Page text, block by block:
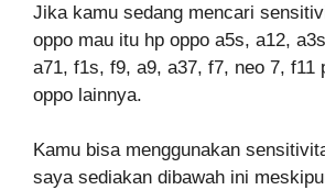
Jika kamu sedang mencari
oppo mau itu hp oppo a5s, a12,
a71, f1s, f9, a9, a37, f7, neo 7, f11
oppo lainnya.
Kamu bisa menggunakan
saya sediakan dibawah ini